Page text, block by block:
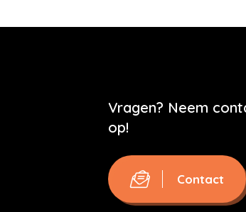
Vragen? Neem
op!
Contact